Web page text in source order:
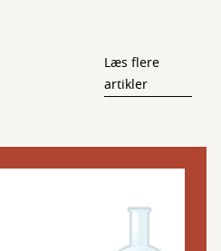
Læs flere
artikler